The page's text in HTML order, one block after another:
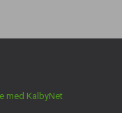
med KalbyNet